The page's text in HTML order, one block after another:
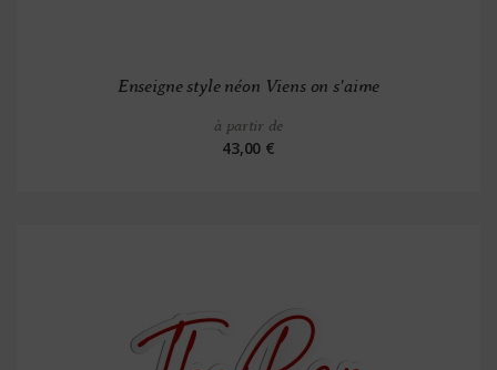
Enseigne style néon Viens on s'aime
à partir de
43,00 €